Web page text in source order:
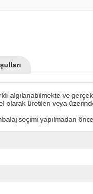
algılanabilmekte ve
üretilen veya
seçimi yapılmadan